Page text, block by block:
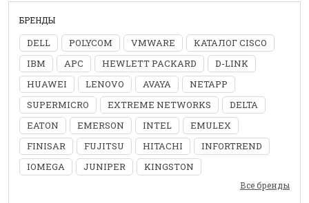
БРЕНДЫ
DELL POLYCOM VMWARE
КАТАЛОГ CISCO
IBM
APC HEWLETT PACKARD
D-LINK
HUAWEI
LENOVO AVAYA
NETAPP
SUPERMICRO
EXTREME NETWORKS
DELTA
EATON
EMERSON INTEL
EMULEX
FINISAR
FUJITSU HITACHI
INFORTREND
IOMEGA
JUNIPER KINGSTON
Все бренды